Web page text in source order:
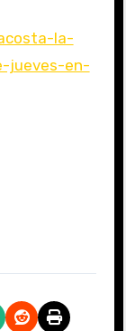
la-
jueves-en-